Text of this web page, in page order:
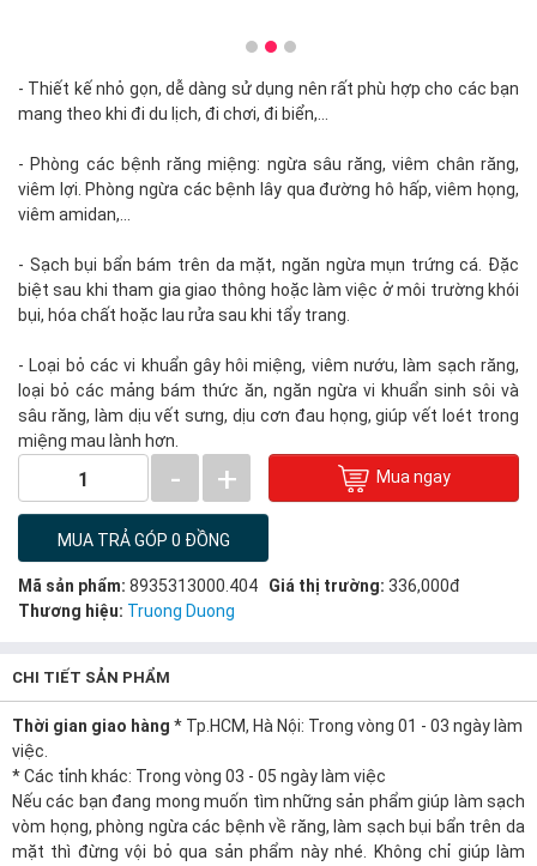
- Thiết kế nhỏ gọn, dễ dàng sử dụng nên rất phù hợp cho các bạn
mang theo khi đi du lịch, đi chơi, đi biển,…
- Phòng các bệnh răng miệng: ngừa sâu răng, viêm chân răng,
viêm lợi. Phòng ngừa các bệnh lây qua đường hô hấp, viêm họng,
viêm amidan,...
- Sạch bụi bẩn bám trên da mặt, ngăn ngừa mụn trứng cá. Đặc
biệt sau khi tham gia giao thông hoặc làm việc ở môi trường khói
bụi, hóa chất hoặc lau rửa sau khi tẩy trang.
- Loại bỏ các vi khuẩn gây hôi miệng, viêm nướu, làm sạch răng,
loại bỏ các mảng bám thức ăn, ngăn ngừa vi khuẩn sinh sôi và
sâu răng, làm dịu vết sưng, dịu cơn đau họng, giúp vết loét trong
miệng mau lành hơn.
1 - + Mua ngay
MUA TRẢ GÓP 0 ĐỒNG
Mã sản phẩm: 8935313000.404 Giá thị trường: 336,000đ
Thương hiệu: Truong Duong
CHI TIẾT SẢN PHẨM
Thời gian giao hàng * Tp.HCM, Hà Nội: Trong vòng 01 - 03 ngày làm
việc.
* Các tỉnh khác: Trong vòng 03 - 05 ngày làm việc
Nếu các bạn đang mong muốn tìm những sản phẩm giúp làm sạch
vòm họng, phòng ngừa các bệnh về răng, làm sạch bụi bẩn trênda
mặt thì đừng vội bỏ qua sản phẩm này nhé. Không chỉ giúp làm